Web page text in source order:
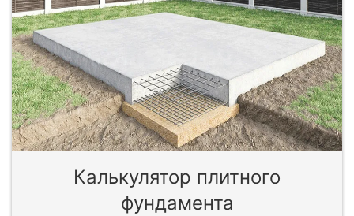
Калькулятор плитного
фундамента